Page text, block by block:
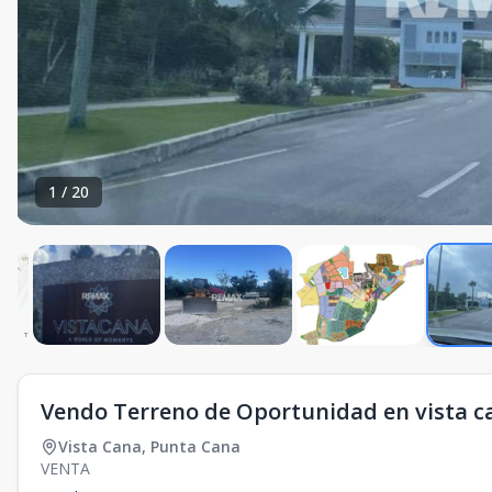
1 / 20
Vendo Terreno de Oportunidad en vista
Vista Cana, Punta Cana
VENTA